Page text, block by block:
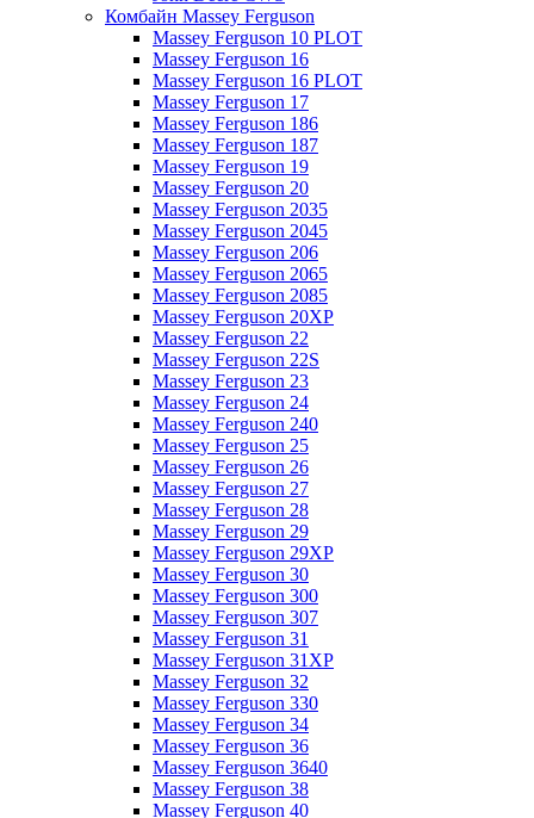
Комбайн Massey Ferguson
Massey Ferguson 10 PLOT
Massey Ferguson 16
Massey Ferguson 16 PLOT
Massey Ferguson 17
Massey Ferguson 186
Massey Ferguson 187
Massey Ferguson 19
Massey Ferguson 20
Massey Ferguson 2035
Massey Ferguson 2045
Massey Ferguson 206
Massey Ferguson 2065
Massey Ferguson 2085
Massey Ferguson 20XP
Massey Ferguson 22
Massey Ferguson 22S
Massey Ferguson 23
Massey Ferguson 24
Massey Ferguson 240
Massey Ferguson 25
Massey Ferguson 26
Massey Ferguson 27
Massey Ferguson 28
Massey Ferguson 29
Massey Ferguson 29XP
Massey Ferguson 30
Massey Ferguson 300
Massey Ferguson 307
Massey Ferguson 31
Massey Ferguson 31XP
Massey Ferguson 32
Massey Ferguson 330
Massey Ferguson 34
Massey Ferguson 36
Massey Ferguson 3640
Massey Ferguson 38
Massey Ferguson 40